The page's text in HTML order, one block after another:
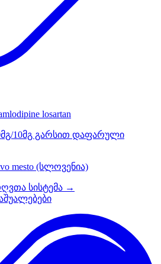
losartan
10მგ გარსით დაფარული
mesto (სლოვენია)
სისტემა →